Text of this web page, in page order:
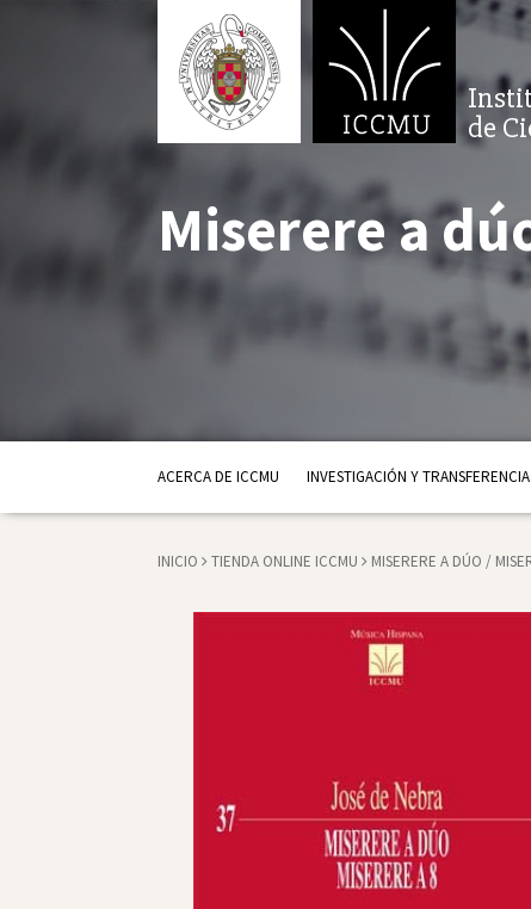
de
Miserere a
ACERCA DE ICCMU INVESTIGACIÓN Y TRANSFERENCIA
INICIO TIENDA ONLINE ICCMU MISERERE A DÚO /